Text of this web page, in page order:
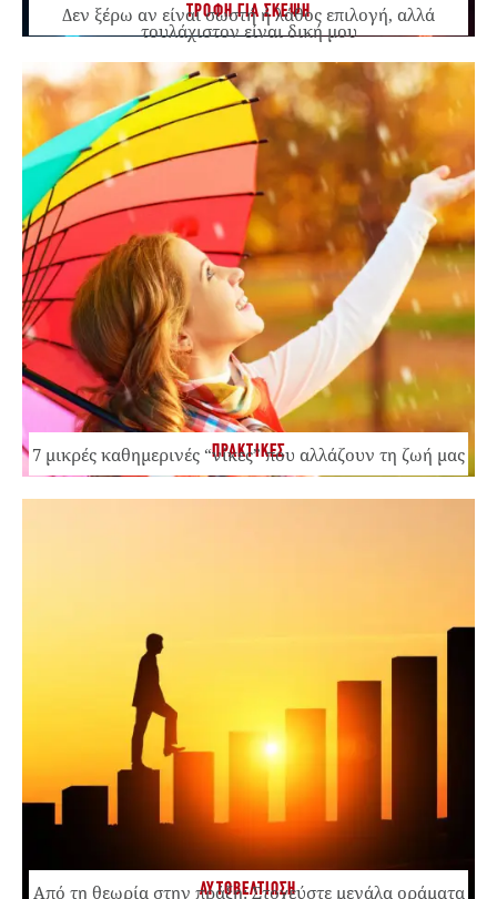
ΤΡΟΦΗ ΓΙΑ ΣΚΕΨΗ
Δεν ξέρω αν είναι σωστή ή λάθος επιλογή, αλλά
τουλάχιστον είναι δική μου
ΠΡΑΚΤΙΚΕΣ
7 μικρές καθημερινές “νίκες” που αλλάζουν τη ζωή μας
ΑΥΤΟΒΕΛΤΙΩΣΗ
Από τη θεωρία στην πράξη: Στοχεύστε μεγάλα οράματα